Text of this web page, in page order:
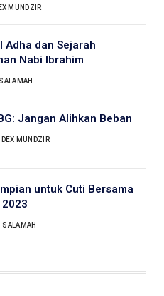
MUNDZIR
Adha dan Sejarah
Nabi Ibrahim
Jangan Alihkan Beban
MUNDZIR
untuk Cuti Bersama
SALAMAH